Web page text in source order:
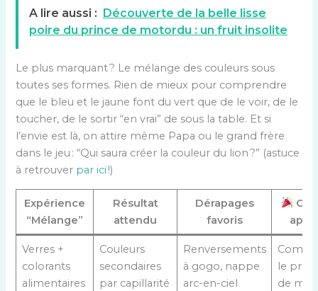
A lire aussi : Découverte de la belle lisse
poire du prince de motordu : un fruit insolite
Le plus marquant ? Le mélange des couleurs sous
toutes ses formes. Rien de mieux pour comprendre
que le bleu et le jaune font du vert que de le voir, de le
toucher, de le sortir “en vrai” de sous la table. Et si
l’envie est là, on attire même Papa ou le grand frère
dans le jeu : “Qui saura créer la couleur du lion ?” (astuce
à retrouver par ici !)
Expérience
“Mélange”
Résultat
attendu
Dérapages
favoris
Ce
Verres +
colorants
alimentaires
Couleurs
secondaires
par capillarité
Renversements
à gogo, nappe
arc-en-ciel
le
de